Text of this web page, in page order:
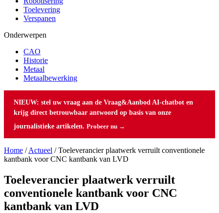
Toelevering
Verspanen
Onderwerpen
CAO
Historie
Metaal
Metaalbewerking
NIEUW: stel uw vraag aan de Vraag&Aanbod AI-chatbot en
krijg direct betrouwbaar antwoord op basis van onze
journalistieke artikelen. Probeer nu →
Home /Actueel /Toeleverancier plaatwerk verruilt conventionele
kantbank voor CNC kantbank van LVD
Toeleverancier plaatwerk verruilt
conventionele kantbank voor CNC
kantbank van LVD